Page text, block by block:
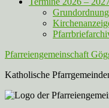
Grundordnung
Pfarreiengemeinschaft
Katholische